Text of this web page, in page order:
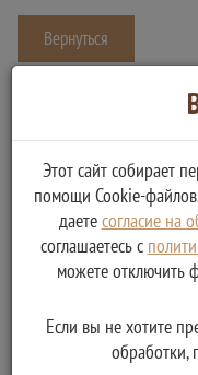
Вернуться
работ по строительству
индивидуального
дома блокированной
привлечением средств
Услугу предоставляет
Главное управление
деятельности Тверской
Выдача
основных работ
Этот сайт собирает
помощи Cookie-
даетесогласие на
соглашаетесь с
можете отключить
Если вы не хотите
обработки,